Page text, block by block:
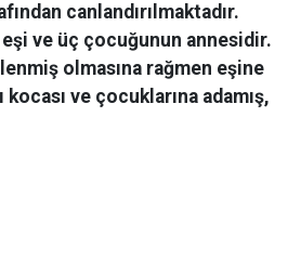
canlandırılmaktadır.
eşi ve üç çocuğunun annesidir.
olmasına rağmen eşine
kocası ve çocuklarına adamış,